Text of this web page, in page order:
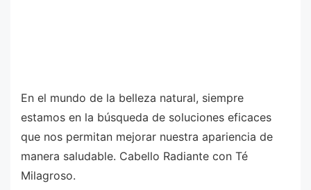
En el mundo de la belleza natural, siempre
estamos en la búsqueda de soluciones eficaces
que nos permitan mejorar nuestra apariencia de
manera saludable. Cabello Radiante con Té
Milagroso.